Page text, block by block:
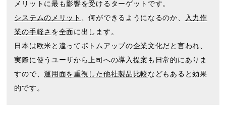
メリットに最も影響を受けるターゲットです。
システムのメリット
、何ができるようになるのか、
入力作
業の手軽さ を全面に出します。
日本は欧米と違ってボトムアップの企業文化だと言われ、
実際に使うユーザから上司への導入提案も日常的にありま
すので、運用面を重視した他社製品比較などもあると効果
的です。